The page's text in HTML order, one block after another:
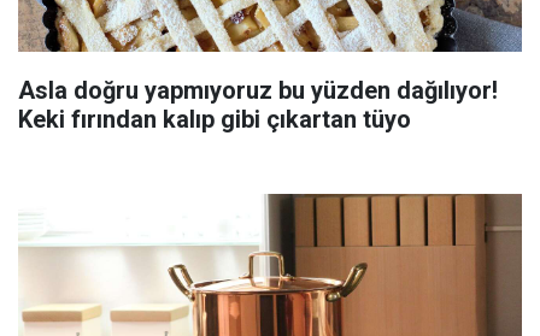
Asla doğru yapmıyoruz bu yüzden dağılıyor!
Keki fırından kalıp gibi çıkartan tüyo